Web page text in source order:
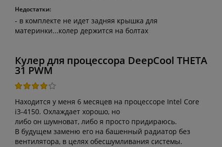
Недостатки:
- в комплекте не идет задняя крышка для
материнки...колер держится на болтах
Кулер для процессора DeepCool THETA
31 PWM
Находится у меня 6 месяцев на процессоре Intel Core
i3-4150. Охлаждает хорошо, но
либо он шумноват, либо я просто придираюсь.
В будущем заменю его на башенный радиатор без
вентилятора, в целях обесшумливания системы.